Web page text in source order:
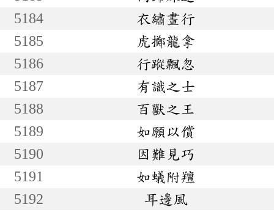
5184
衣繡晝行
5185
虎擲龍拿
5186
行蹤飄忽
5187
有識之士
5188
百獸之王
5189
如願以償
5190
因難見巧
5191
如蟻附羶
5192
耳邊風